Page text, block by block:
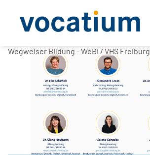
Wegweiser Bildung - WeBi / VHS Freiburg